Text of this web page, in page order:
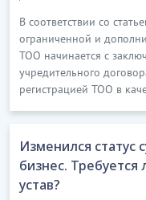
6. Товарищество
может оказывать
1) сопутствующие
в соответствии со
В соответствии со
ограниченной и
ТОО начинается с
учредительного
регистрацией ТОО в
Изменился статус
бизнес. Требуется
устав?